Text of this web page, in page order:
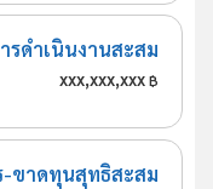
รดำเนินงานสะสม
xxx,xxx,xxx฿
-ขาดทุนสุทธิสะสม